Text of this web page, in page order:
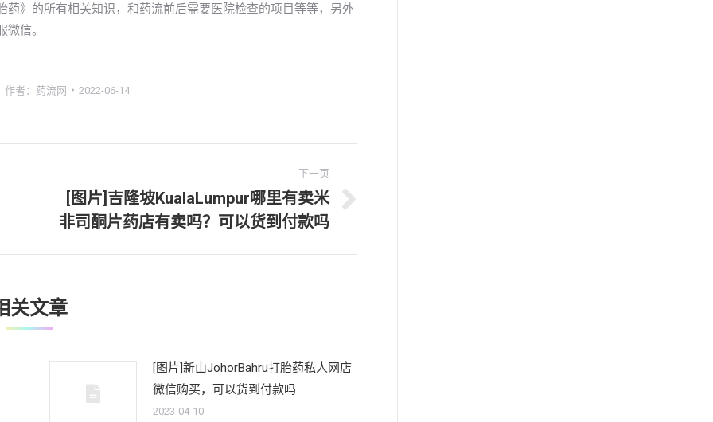
》的所有相关知识，和药流前后需要医院检查的项目等等，另外
信。
作者： 药流网 2022-06-14
下一页
一
文
[图片]吉隆坡KualaLumpur哪里有卖米
非司酮片药店有卖吗？可以货到付款吗
关文章
[图片]新山JohorBahru打胎药私人网店
微信购买，可以货到付款吗
2023-04-10